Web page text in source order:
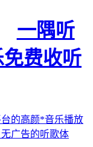
一隅听
费收听
的高颜*音乐播放
广告的听歌体